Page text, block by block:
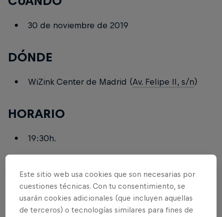
30 de noviembre de 2019
DÓNDE
WiZink Center de Madrid (Av. Felipe II, s/n)
HORARIO
19:30h.
ENTRADAS
ENTRADAS AGOTADAS
Este sitio web usa cookies que son necesarias por
cuestiones técnicas. Con tu consentimiento, se
usarán cookies adicionales (que incluyen aquellas
de terceros) o tecnologías similares para fines de